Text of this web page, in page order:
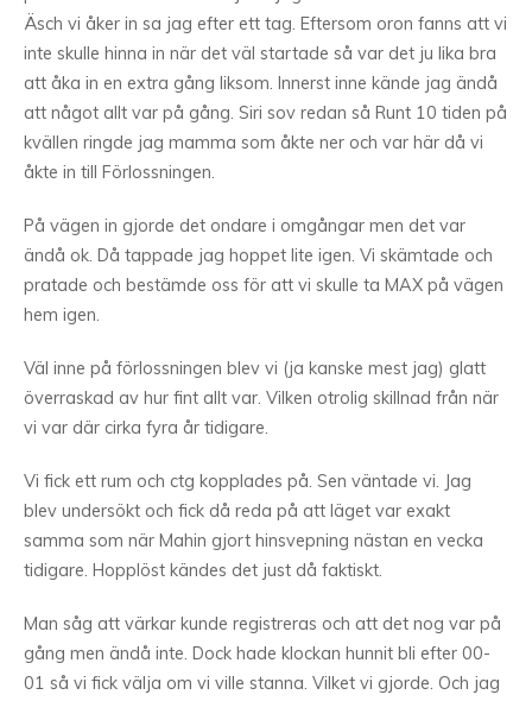
Äsch vi åker in sa jag efter ett tag. Eftersom oron fanns att vi
inte skulle hinna in när det väl startade så var det ju lika bra
att åka in en extra gång liksom. Innerst inne kände jag ändå
att något allt var på gång. Siri sov redan så Runt 10 tiden på
kvällen ringde jag mamma som åkte ner och var här då vi
åkte in till Förlossningen.
På vägen in gjorde det ondare i omgångar men det var
ändå ok. Då tappade jag hoppet lite igen. Vi skämtade och
pratade och bestämde oss för att vi skulle ta MAX på vägen
hem igen.
Väl inne på förlossningen blev vi (ja kanske mest jag) glatt
överraskad av hur fint allt var. Vilken otrolig skillnad från när
vi var där cirka fyra år tidigare.
Vi fick ett rum och ctg kopplades på. Sen väntade vi. Jag
blev undersökt och fick då reda på att läget var exakt
samma som när Mahin gjort hinsvepning nästan en vecka
tidigare. Hopplöst kändes det just då faktiskt.
Man såg att värkar kunde registreras och att det nog var på
gång men ändå inte. Dock hade klockan hunnit bli efter 00-
01 så vi fick välja om vi ville stanna. Vilket vi gjorde. Och jag